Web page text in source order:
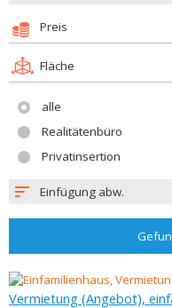
Preis
Fläche
alle
Realitätenbüro
Privatinsertion
Einfügung abw.
Vermietung (Angebot),